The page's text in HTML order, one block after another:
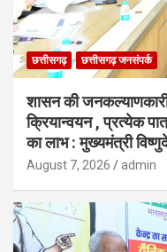
छत्तीसगढ़ छत्तीसगढ़ जनसंपर्क
शासन की
क्रियान्वयन , प्रत्येक
का लाभ : मुख्यमंत्री
August 7, 2026 admin